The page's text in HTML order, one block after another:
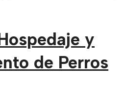
y
de Perros